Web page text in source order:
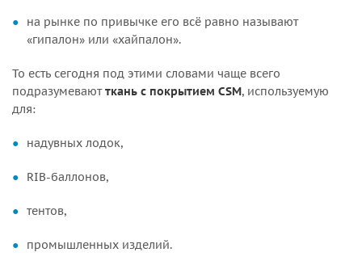
на рынке по привычке его всё равно называют
«гипалон» или «хайпалон».
То есть сегодня под этими словами чаще всего
подразумеваютткань с покрытием CSM, используемую
для:
надувных лодок,
RIB-баллонов,
тентов,
промышленных изделий.